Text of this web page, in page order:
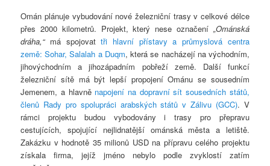
Omán plánuje vybudování nové železniční trasy v celkové délce
přes 2000 kilometrů. Projekt, který nese označení „Ománská
dráha,“má spojovattři hlavní přístavy a průmyslová centra
země: Sohar, Salalah a Duqm, která se nacházejí na východním,
jihovýchodním a jihozápadním pobřeží země. Další funkcí
železniční sítě má být lepší propojení Ománu se sousedním
Jemenem, a hlavně napojení na dopravní sít sousedních států,
členů Rady pro spolupráci arabských států v Zálivu (GCC). V
rámci projektu budou vybodovány i trasy pro přepravu
cestujících, spojující nejlidnatější ománská města a letiště.
Zakázku v hodnotě 35 milionů USD na přípravu celého projektu
získala firma, jejíž jméno nebylo podle zvyklostí zatím